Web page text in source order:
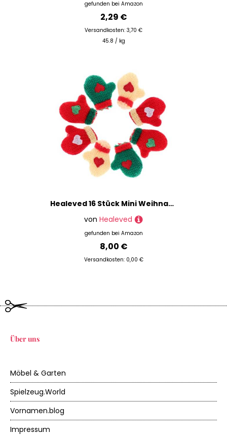
gefunden bei Amazon
2,29 €
Versandkosten: 3,70 €
45.8 / kg
Healeved 16 Stück Mini Weihnachtsgarnhandschuhe Dunkle Mini Weihnachtshandschuhe Unser Strickfilz Blau Pelzig Hat Stoff Weihnachts Hängehandschuhe Haben Damen Fleece
von Healeved
gefunden bei Amazon
8,00 €
Versandkosten: 0,00 €
Über uns
Möbel & Garten
Spielzeug.World
Vornamen.blog
Impressum